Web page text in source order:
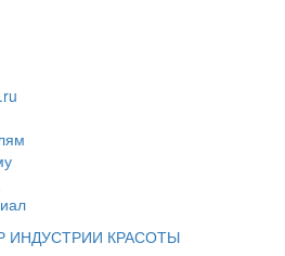
ИНДУСТРИИ КРАСОТЫ